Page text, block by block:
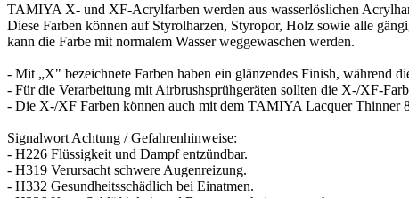
TAMIYA X- und XF-Acrylfarben werden aus wasserlöslichen
Diese Farben können auf Styrolharzen, Styropor, Holz sowie alle
kann die Farbe mit normalem Wasser weggewaschen werden.
- Mit „X" bezeichnete Farben haben ein glänzendes Finish, während
- Für die Verarbeitung mit Airbrushsprühgeräten sollten die X-/XF-
- Die X-/XF Farben können auch mit dem TAMIYA Lacquer Thinner
Signalwort Achtung / Gefahrenhinweise:
- H226 Flüssigkeit und Dampf entzündbar.
- H319 Verursacht schwere Augenreizung.
- H332 Gesundheitsschädlich bei Einatmen.